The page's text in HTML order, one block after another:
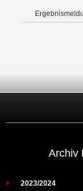
Archiv
2023/2024